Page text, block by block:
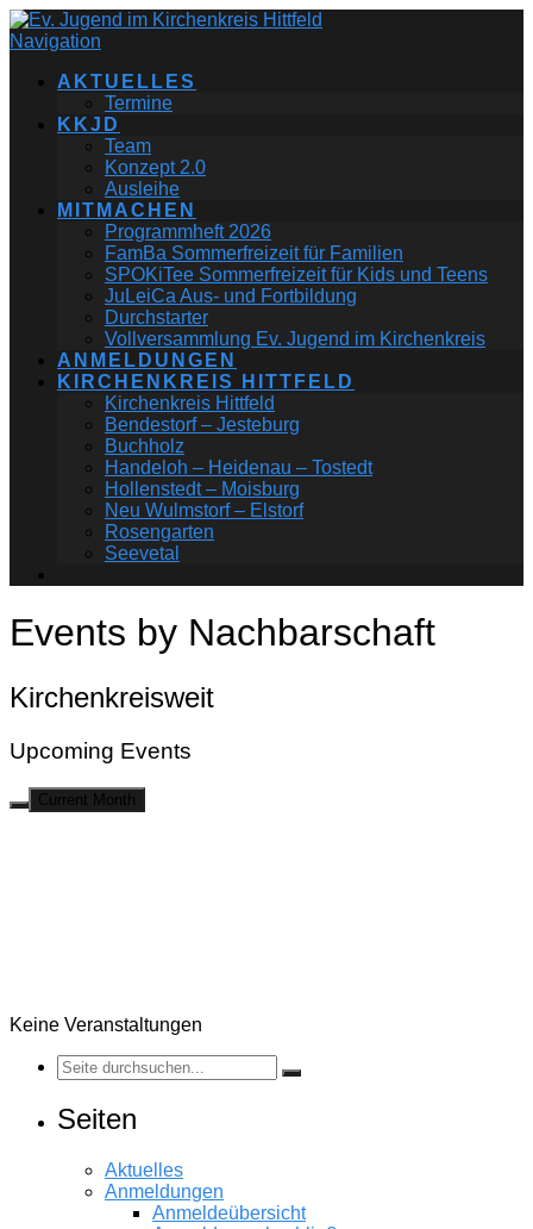
Navigation
AKTUELLES
Termine
KKJD
Team
Konzept 2.0
Ausleihe
MITMACHEN
Programmheft 2026
FamBa Sommerfreizeit für Familien
SPOKiTee Sommerfreizeit für Kids und Teens
JuLeiCa Aus- und Fortbildung
Durchstarter
Vollversammlung Ev. Jugend im Kirchenkreis
ANMELDUNGEN
KIRCHENKREIS HITTFELD
Kirchenkreis Hittfeld
Bendestorf – Jesteburg
Buchholz
Handeloh – Heidenau – Tostedt
Hollenstedt – Moisburg
Neu Wulmstorf – Elstorf
Rosengarten
Seevetal
Events by Nachbarschaft
Kirchenkreisweit
Upcoming Events
Current Month
Keine Veranstaltungen
Seiten
Aktuelles
Anmeldungen
Anmeldeübersicht